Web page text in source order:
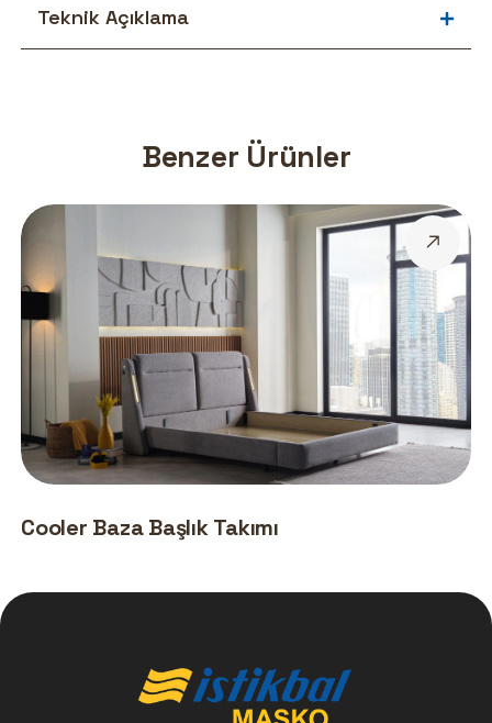
Teknik Açıklama
Benzer Ürünler
Cooler Baza Başlık Takımı